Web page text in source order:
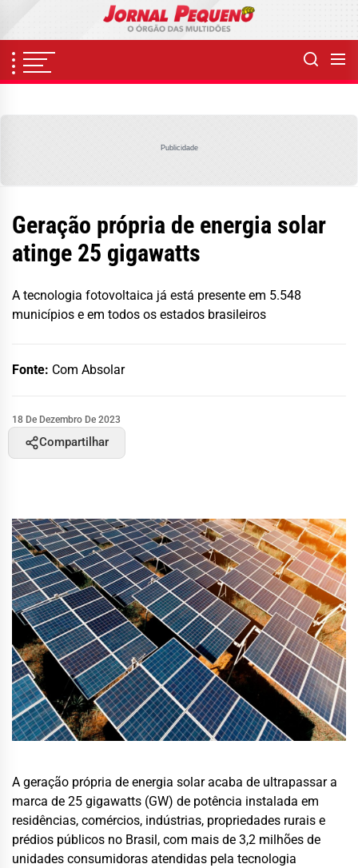
content
Publicidade
Geração própria de energia solar
atinge 25 gigawatts
A tecnologia fotovoltaica já está presente em 5.548
municípios e em todos os estados brasileiros
Fonte: Com Absolar
18 De Dezembro De 2023
Compartilhar
A geração própria de energia solar acaba de ultrapassar a
marca de 25 gigawatts (GW) de potência instalada em
residências, comércios, indústrias, propriedades rurais e
prédios públicos no Brasil, com mais de 3,2 milhões de
unidades consumidoras atendidas pela tecnologia